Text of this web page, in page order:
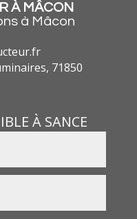
À MÂCON
à Mâcon
71850
À SANCE